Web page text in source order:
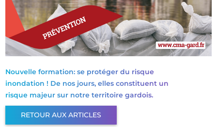
Nouvelle formation: se protéger du risque
inondation ! De nos jours, elles constituent un
risque majeur sur notre territoire gardois.
RETOUR AUX ARTICLES